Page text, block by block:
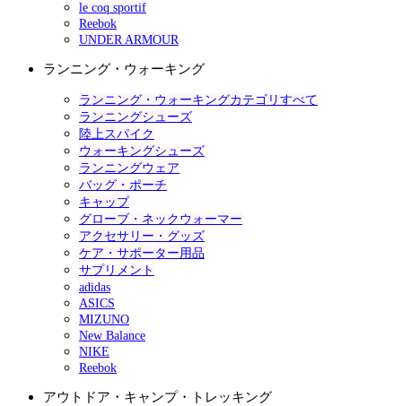
le coq sportif
Reebok
UNDER ARMOUR
ランニング・ウォーキング
ランニング・ウォーキングカテゴリすべて
ランニングシューズ
陸上スパイク
ウォーキングシューズ
ランニングウェア
バッグ・ポーチ
キャップ
グローブ・ネックウォーマー
アクセサリー・グッズ
ケア・サポーター用品
サプリメント
adidas
ASICS
MIZUNO
New Balance
NIKE
Reebok
アウトドア・キャンプ・トレッキング